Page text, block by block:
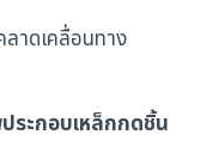
าดเคลื่อนทาง
ระกอบเหล็กกดชิ้น